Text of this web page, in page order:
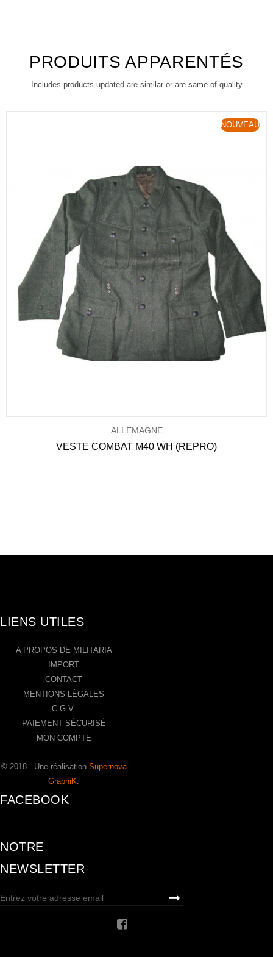
PRODUITS APPARENTÉS
Includes products updated are similar or are same of quality
NOUVEAU
ALLEMAGNE
VESTE COMBAT M40 WH (REPRO)
LIENS UTILES
A PROPOS DE MILITARIA
IMPORT
CONTACT
MENTIONS LÉGALES
C.G.V.
PAIEMENT SÉCURISÉ
MON COMPTE
© 2018 - Une réalisation Supernova
GraphiK.
FACEBOOK
NOTRE
NEWSLETTER